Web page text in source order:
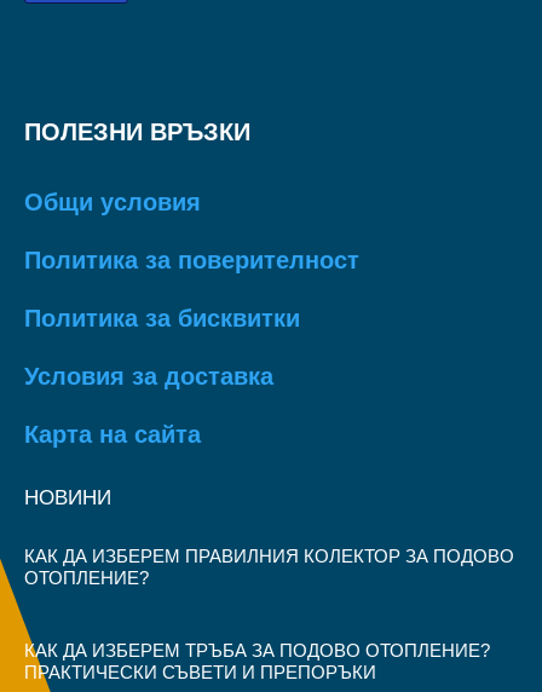
ПОЛЕЗНИ ВРЪЗКИ
Общи условия
Политика за поверителност
Политика за бисквитки
Условия за доставка
Карта на сайта
НОВИНИ
КАК ДА ИЗБЕРЕМ ПРАВИЛНИЯ КОЛЕКТОР ЗА ПОДОВО
ОТОПЛЕНИЕ?
КАК ДА ИЗБЕРЕМ ТРЪБА ЗА ПОДОВО ОТОПЛЕНИЕ?
ПРАКТИЧЕСКИ СЪВЕТИ И ПРЕПОРЪКИ